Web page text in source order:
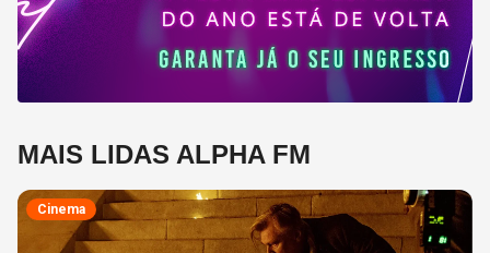
MAIS LIDAS ALPHA FM
Cinema